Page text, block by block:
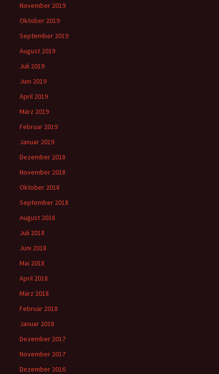
November 2019
Oktober 2019
September 2019
August 2019
Juli 2019
Juni 2019
April 2019
März 2019
Februar 2019
Januar 2019
Dezember 2018
November 2018
Oktober 2018
September 2018
August 2018
Juli 2018
Juni 2018
Mai 2018
April 2018
März 2018
Februar 2018
Januar 2018
Dezember 2017
November 2017
Dezember 2016